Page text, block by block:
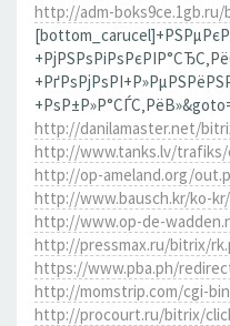
http://adm-boks9ce.1gb.ru/
http://danilamaster.net/
http://www.tanks.lv/trafiks/
http://op-ameland.org/
http://www.bausch.kr/ko-
http://www.op-de-
http://pressmax.ru/bitrix/
https://www.pba.ph/
http://momstrip.com/cgi-
http://procourt.ru/bitrix/